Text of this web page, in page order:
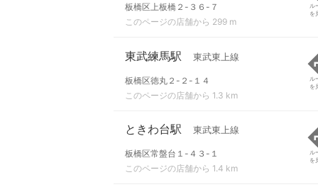
板橋区上板橋２-３６-７
このページの店舗から 299 m
ル
を
東武練馬駅 東武東上線
板橋区徳丸２-２-１４
このページの店舗から 1.3 km
ル
を
ときわ台駅 東武東上線
板橋区常盤台１-４３-１
このページの店舗から 1.4 km
ル
を